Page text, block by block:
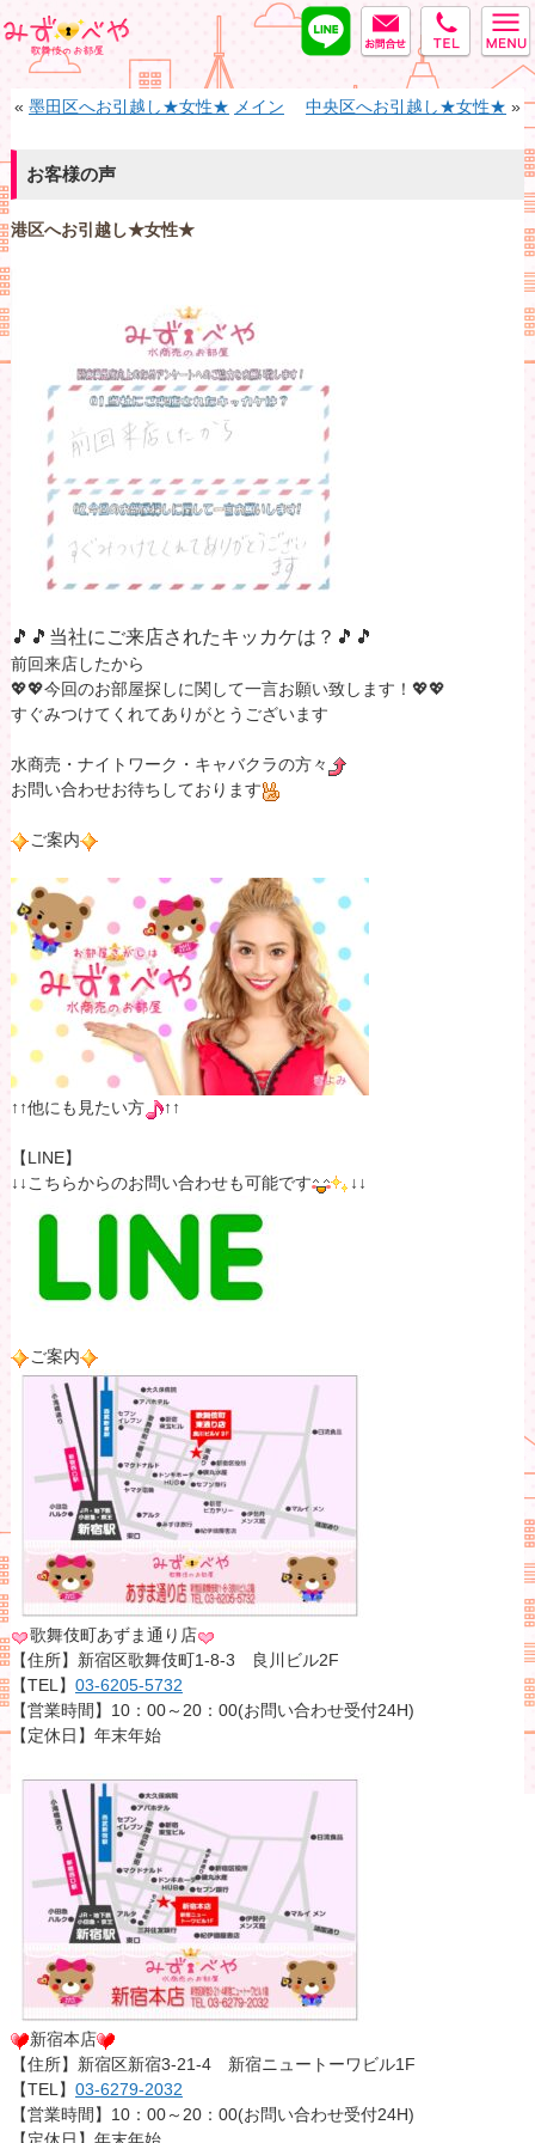
tel
MAIL
LINE
« 墨田区へお引越し★女性★ メイン 中央区へお引越し★女性★ »
お客様の声
港区へお引越し★女性★
🎵🎵当社にご来店されたキッカケは？🎵🎵
前回来店したから
💖💖今回のお部屋探しに関して一言お願い致します！💖💖
すぐみつけてくれてありがとうございます
水商売・ナイトワーク・キャバクラの方々
お問い合わせお待ちしております
ご案内
↑↑他にも見たい方 ↑↑
【LINE】
↓↓こちらからのお問い合わせも可能です
↓↓
ご案内
歌舞伎町あずま通り店
【住所】新宿区歌舞伎町1-8-3 良川ビル2F
【TEL】 03-6205-5732
【営業時間】10：00～20：00(お問い合わせ受付24H)
【定休日】年末年始
新宿本店
【住所】新宿区新宿3-21-4 新宿ニュートーワビル1F
【TEL】 03-6279-2032
【営業時間】10：00～20：00(お問い合わせ受付24H)